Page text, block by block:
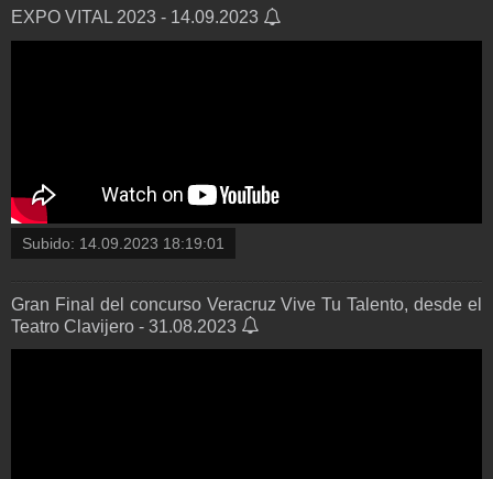
EXPO VITAL 2023 - 14.09.2023
Subido: 14.09.2023 18:19:01
Gran Final del concurso Veracruz Vive Tu Talento, desde el
Teatro Clavijero - 31.08.2023